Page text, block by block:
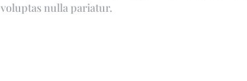
nulla pariatur.